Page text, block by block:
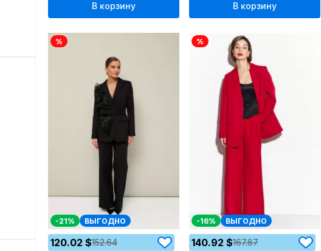
В корзину В корзину
%
-21% ВЫГОДНО
120.02 $152.64
%
-16% ВЫГОДНО
140.92 $167.87